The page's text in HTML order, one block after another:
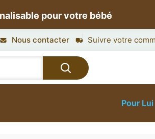
pour votre bébé
Nous contacter Suivre votre
Pour Lui